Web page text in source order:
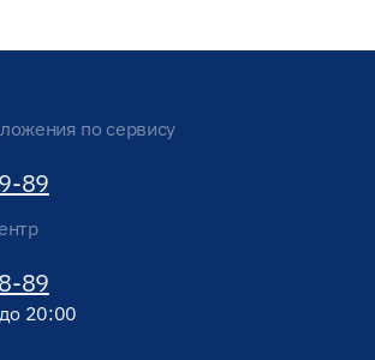
по сервису
89
89
20:00